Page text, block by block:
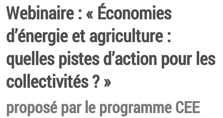
Webinaire : « Économies
d’énergie et agriculture :
quelles pistes d’action pour les
collectivités ? »
proposé par le programme CEE